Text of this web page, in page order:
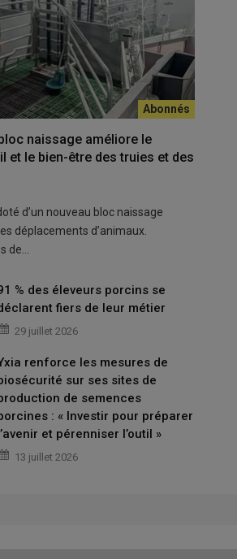
naissage améliore le
et le bien-être des truies et des
d’un nouveau bloc naissage
déplacements d’animaux.
de…
% des éleveurs porcins se
fiers de leur métier
29 juillet 2026
renforce les mesures de
sur ses sites de
de semences
: « Investir pour préparer
et pérenniser l’outil »
13 juillet 2026